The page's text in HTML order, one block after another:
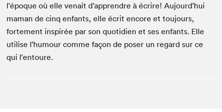
l'époque où elle venait d'apprendre à écrire! Aujourd'hui
maman de cinq enfants, elle écrit encore et toujours,
fortement inspirée par son quotidien et ses enfants. Elle
utilise l'humour comme façon de poser un regard sur ce
qui l'entoure.